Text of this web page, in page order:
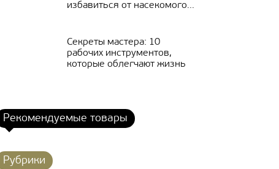
избавиться от насекомого...
Секреты мастера: 10
рабочих инструментов,
которые облегчают жизнь
Рекомендуемые товары
Рубрики